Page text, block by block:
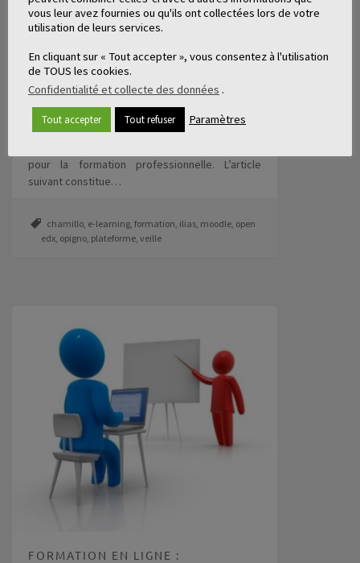
FORMATION EN LIGNE :
17 min
Dans le cadre d’une veille stratégique pour un
de nos clients publics, nous avons étudié le
sujet de la formation en ligne. Il s’agit de faire un
pour la formation professionnelle. L’article
suivant constitue…
chamillo, e-learning, formation, ilias, moodle, open
edx, opigno, plateforme, veille
FORMATION EN LIGNE :
vous leur avez fournies ou qu'ils ont collectées lors de votre
utilisation de leurs services.
En cliquant sur « Tout accepter », vous consentez à l'utilisation
de TOUS les cookies.
Confidentialité et collecte des données .
Tout accepter Tout refuser Paramètres